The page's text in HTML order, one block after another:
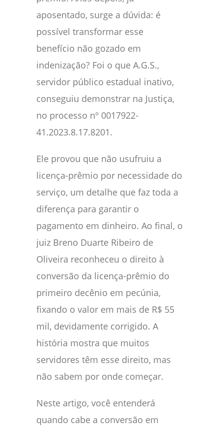
aposentado, surge a dúvida: é
possível transformar esse
benefício não gozado em
indenização? Foi o que A.G.S.,
servidor público estadual inativo,
conseguiu demonstrar na Justiça,
no processo nº 0017922-
41.2023.8.17.8201.
Ele provou que não usufruiu a
licença-prêmio por necessidade do
serviço, um detalhe que faz toda a
diferença para garantir o
pagamento em dinheiro. Ao final, o
juiz Breno Duarte Ribeiro de
Oliveira reconheceu o direito à
conversão da licença-prêmio do
primeiro decênio em pecúnia,
fixando o valor em mais de R$ 55
mil, devidamente corrigido. A
história mostra que muitos
servidores têm esse direito, mas
não sabem por onde começar.
Neste artigo, você entenderá
quando cabe a conversão em